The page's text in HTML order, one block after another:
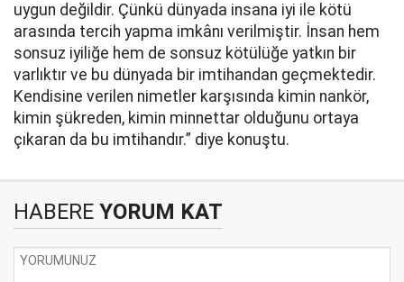
uygun değildir. Çünkü dünyada insana iyi ile kötü
arasında tercih yapma imkânı verilmiştir. İnsan hem
sonsuz iyiliğe hem de sonsuz kötülüğe yatkın bir
varlıktır ve bu dünyada bir imtihandan geçmektedir.
Kendisine verilen nimetler karşısında kimin nankör,
kimin şükreden, kimin minnettar olduğunu ortaya
çıkaran da bu imtihandır.” diye konuştu.
HABERE YORUM KAT